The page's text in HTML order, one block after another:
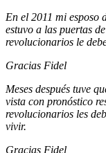
En el 2011 mi esposo
estuvo a las puertas
revolucionarios le
Gracias Fidel
Meses después tuve
vista con pronóstico
revolucionarios les
vivir.
Gracias Fidel